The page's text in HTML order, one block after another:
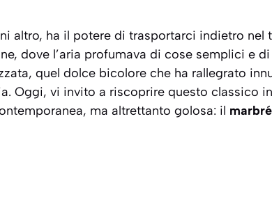
altro, ha il potere di trasportarci indietro nel
dove l’aria profumava di cose semplici e
quel dolce bicolore che ha rallegrato
Oggi, vi invito a riscoprire questo classico
ma altrettanto golosa: il